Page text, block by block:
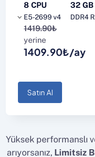
8 CPU
E5-2699 v4
32 GB
DDR4
1419.90₺
yerine
1409.90₺/ay
Satın Al
Yüksek performanslı
arıyorsanız, Limitsiz